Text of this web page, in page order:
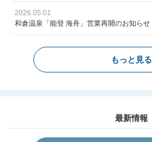
2026.05.01
和倉温泉「能登 海舟」営業再開のお知らせ
もっと見る
最新情報